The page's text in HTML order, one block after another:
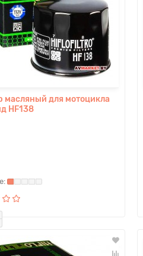
масляный для мотоцикла
HF138